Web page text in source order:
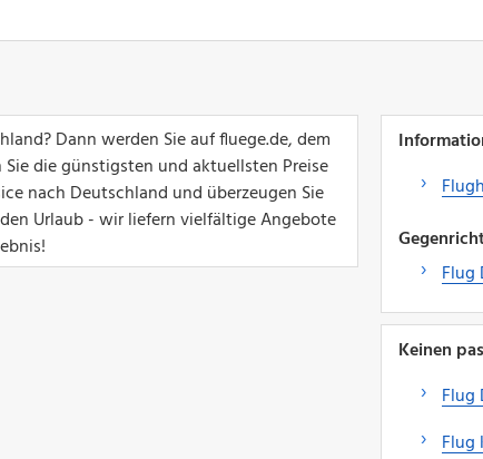
Dann werden Sie auf fluege.de, dem
die günstigsten und aktuellsten Preise
nach Deutschland und überzeugen Sie
Urlaub - wir liefern vielfältige Angebote
Flug
Keinen
Flug
Flug